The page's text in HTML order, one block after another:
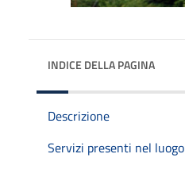
INDICE DELLA PAGINA
Descrizione
Servizi presenti nel luogo